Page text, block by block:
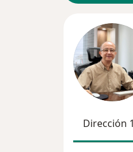
Dirección 1